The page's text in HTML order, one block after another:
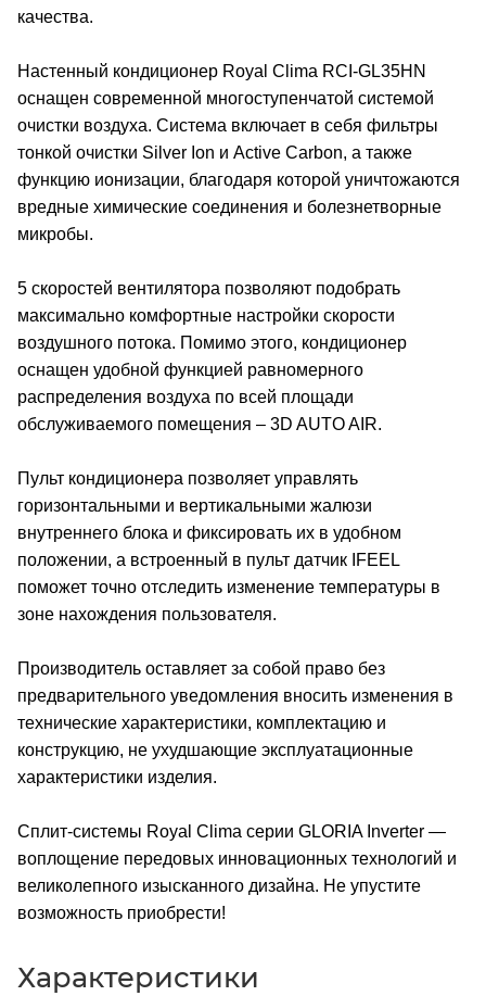
качества.
Настенный кондиционер Royal Clima RCI-GL35HN
оснащен современной многоступенчатой системой
очистки воздуха. Система включает в себя фильтры
тонкой очистки Silver Ion и Active Carbon, а также
функцию ионизации, благодаря которой уничтожаются
вредные химические соединения и болезнетворные
микробы.
5 скоростей вентилятора позволяют подобрать
максимально комфортные настройки скорости
воздушного потока. Помимо этого, кондиционер
оснащен удобной функцией равномерного
распределения воздуха по всей площади
обслуживаемого помещения – 3D AUTO AIR.
Пульт кондиционера позволяет управлять
горизонтальными и вертикальными жалюзи
внутреннего блока и фиксировать их в удобном
положении, а встроенный в пульт датчик IFEEL
поможет точно отследить изменение температуры в
зоне нахождения пользователя.
Производитель оставляет за собой право без
предварительного уведомления вносить изменения в
технические характеристики, комплектацию и
конструкцию, не ухудшающие эксплуатационные
характеристики изделия.
Сплит-системы Royal Clima серии GLORIA Inverter —
воплощение передовых инновационных технологий и
великолепного изысканного дизайна. Не упустите
возможность приобрести!
Характеристики